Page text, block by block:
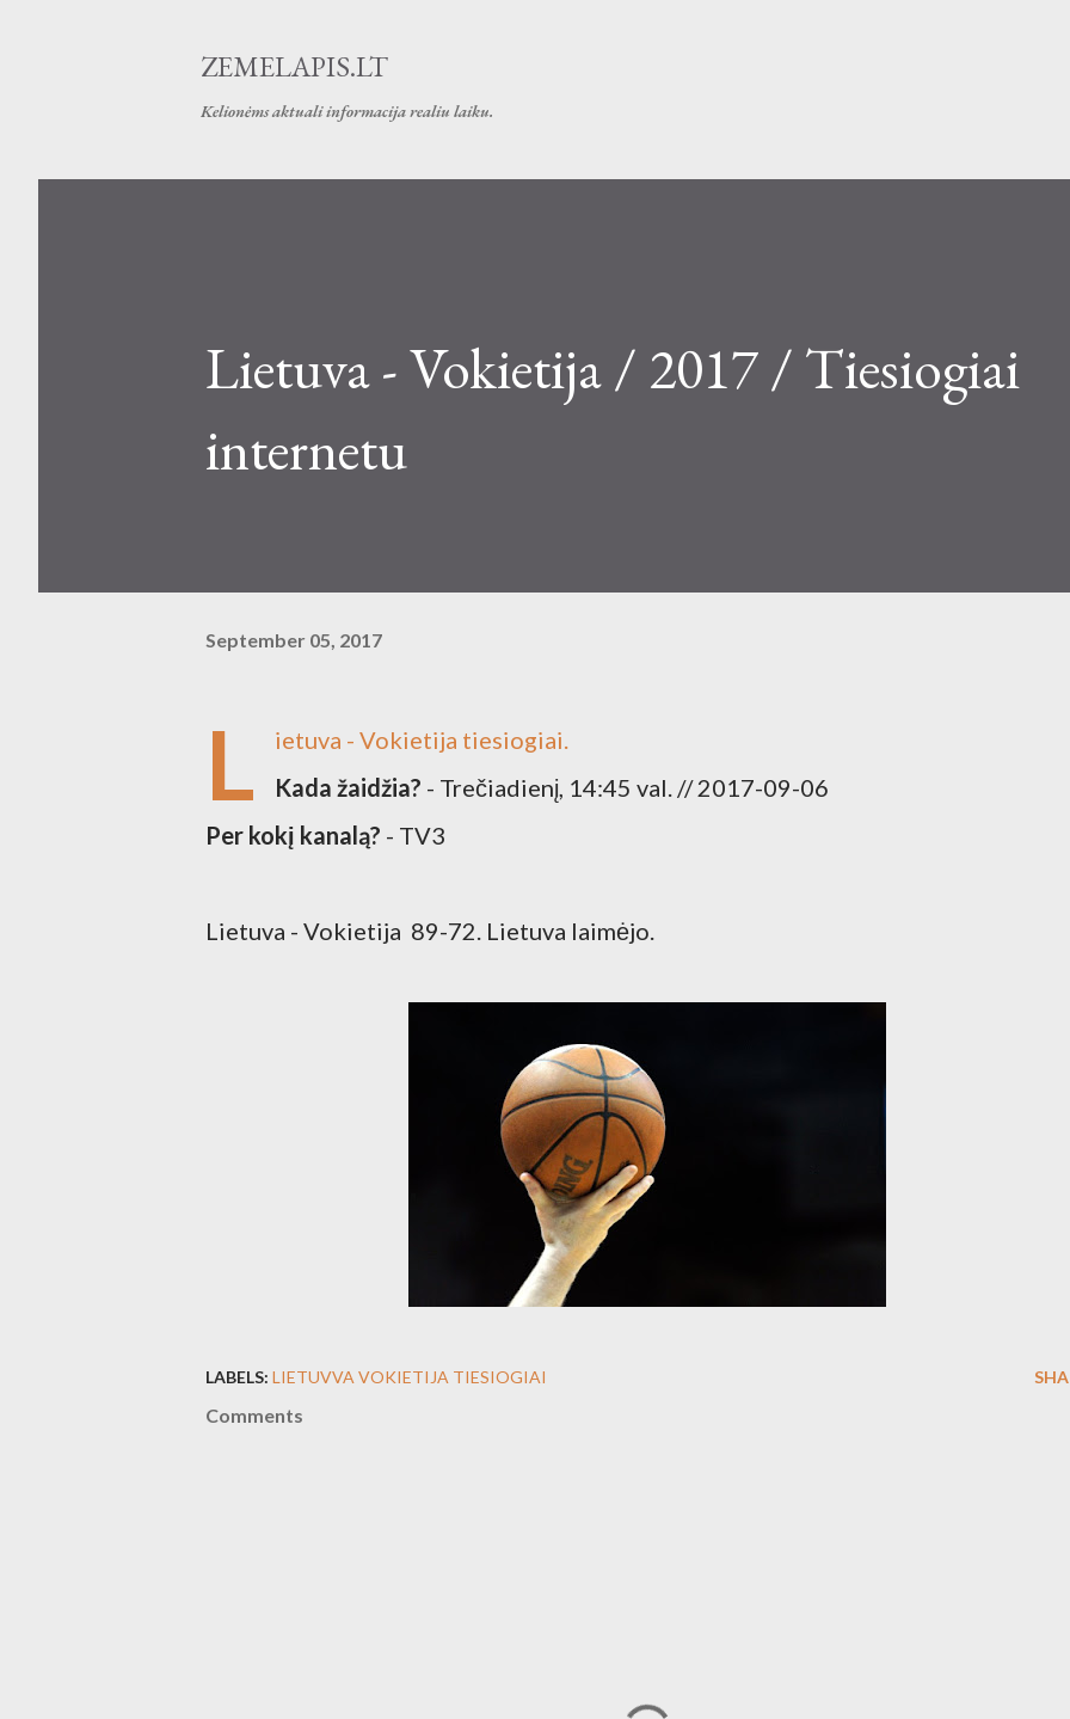
ZEMELAPIS.LT
Kelionėms aktuali informacija realiu laiku.
Lietuva - Vokietija / 2017 / Tiesiogiai
internetu
September 05, 2017
L ietuva - Vokietija tiesiogiai.
Kada žaidžia? - Trečiadienį, 14:45 val. // 2017-09-06
Per kokį kanalą? - TV3
Lietuva - Vokietija 89-72. Lietuva laimėjo.
LABELS: LIETUVVA VOKIETIJA TIESIOGIAI
Comments